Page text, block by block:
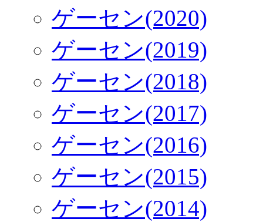
ゲーセン(2020)
ゲーセン(2019)
ゲーセン(2018)
ゲーセン(2017)
ゲーセン(2016)
ゲーセン(2015)
ゲーセン(2014)